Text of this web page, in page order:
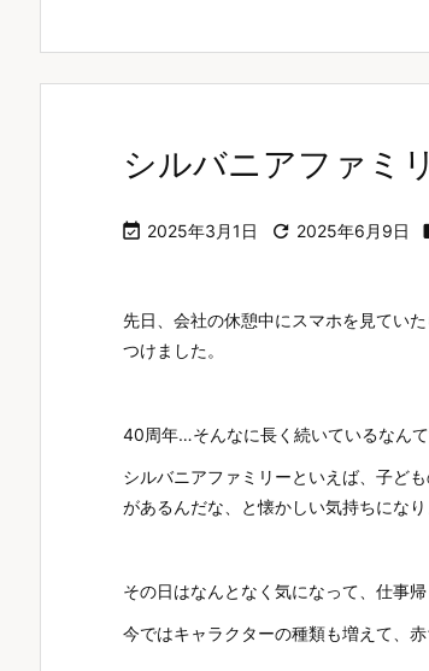
シルバニアファミ
 2025年3月1日  2025年6月9日
先日、会社の休憩中にスマホを見てい
つけました。
40周年…そんなに長く続いているなんて
シルバニアファミリーといえば、子ど
があるんだな、と懐かしい気持ちになり
その日はなんとなく気になって、仕事
今ではキャラクターの種類も増えて、